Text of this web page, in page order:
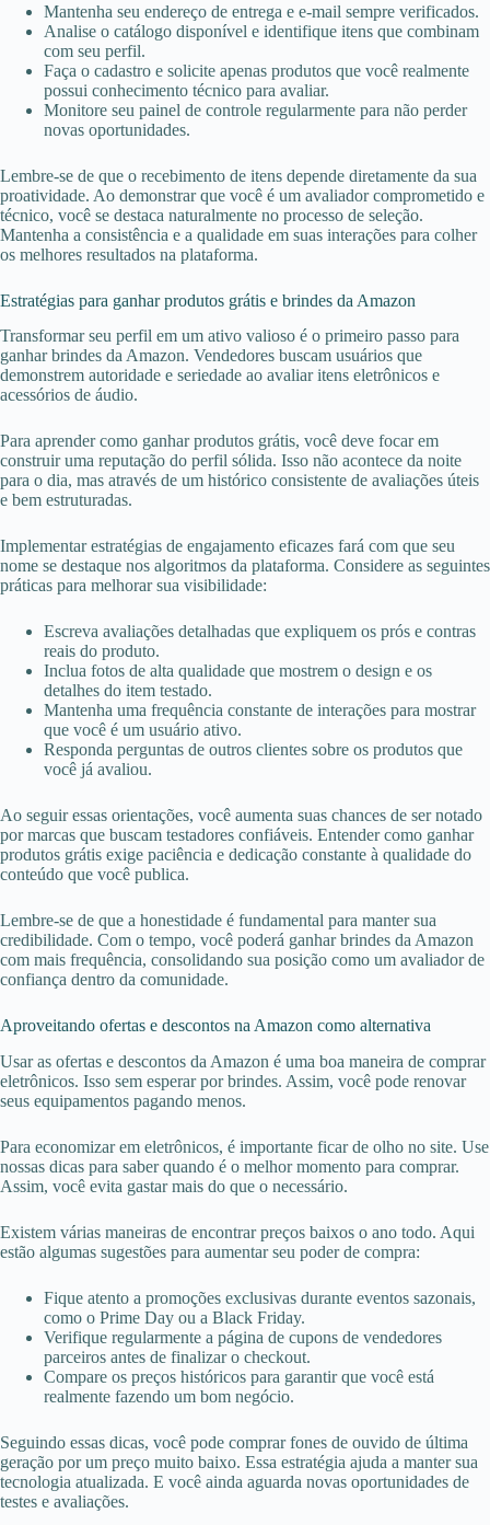
Mantenha seu endereço de entrega e e-mail sempre verificados.
Analise o catálogo disponível e identifique itens que combinam
com seu perfil.
Faça o cadastro e solicite apenas produtos que você realmente
possui conhecimento técnico para avaliar.
Monitore seu painel de controle regularmente para não perder
novas oportunidades.
Lembre-se de que o recebimento de itens depende diretamente da sua
proatividade. Ao demonstrar que você é um avaliador comprometido e
técnico, você se destaca naturalmente no processo de seleção.
Mantenha a consistência e a qualidade em suas interações para colher
os melhores resultados na plataforma.
Estratégias para ganhar produtos grátis e brindes da Amazon
Transformar seu perfil em um ativo valioso é o primeiro passo para
ganhar brindes da Amazon. Vendedores buscam usuários que
demonstrem autoridade e seriedade ao avaliar itens eletrônicos e
acessórios de áudio.
Para aprender como ganhar produtos grátis, você deve focar em
construir uma reputação do perfil sólida. Isso não acontece da noite
para o dia, mas através de um histórico consistente de avaliações úteis
e bem estruturadas.
Implementar estratégias de engajamento eficazes fará com que seu
nome se destaque nos algoritmos da plataforma. Considere as seguintes
práticas para melhorar sua visibilidade:
Escreva avaliações detalhadas que expliquem os prós e contras
reais do produto.
Inclua fotos de alta qualidade que mostrem o design e os
detalhes do item testado.
Mantenha uma frequência constante de interações para mostrar
que você é um usuário ativo.
Responda perguntas de outros clientes sobre os produtos que
você já avaliou.
Ao seguir essas orientações, você aumenta suas chances de ser notado
por marcas que buscam testadores confiáveis. Entender como ganhar
produtos grátis exige paciência e dedicação constante à qualidade do
conteúdo que você publica.
Lembre-se de que a honestidade é fundamental para manter sua
credibilidade. Com o tempo, você poderá ganhar brindes da Amazon
com mais frequência, consolidando sua posição como um avaliador de
confiança dentro da comunidade.
Aproveitando ofertas e descontos na Amazon como alternativa
Usar as ofertas e descontos da Amazon é uma boa maneira de comprar
eletrônicos. Isso sem esperar por brindes. Assim, você pode renovar
seus equipamentos pagando menos.
Para economizar em eletrônicos, é importante ficar de olho no site. Use
nossas dicas para saber quando é o melhor momento para comprar.
Assim, você evita gastar mais do que o necessário.
Existem várias maneiras de encontrar preços baixos o ano todo. Aqui
estão algumas sugestões para aumentar seu poder de compra:
Fique atento a promoções exclusivas durante eventos sazonais,
como o Prime Day ou a Black Friday.
Verifique regularmente a página de cupons de vendedores
parceiros antes de finalizar o checkout.
Compare os preços históricos para garantir que você está
realmente fazendo um bom negócio.
Seguindo essas dicas, você pode comprar fones de ouvido de última
geração por um preço muito baixo. Essa estratégia ajuda a manter sua
tecnologia atualizada. E você ainda aguarda novas oportunidades de
testes e avaliações.